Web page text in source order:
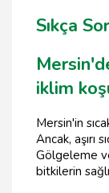
Sıkça
iklim
Mersin'in
Ancak, aşırı
Gölgeleme
bitkilerin